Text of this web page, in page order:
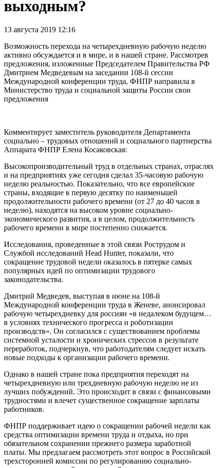
выходным?
13 августа 2019 12:16
Возможность перехода на четырехдневную рабочую неделю
активно обсуждается и в мире, и в нашей стране. Рассмотрев
предложения, изложенные Председателем Правительства РФ
Дмитрием Медведевым на заседании 108-й сессии
Международной конференции труда, ФНПР направила в
Министерство труда и социальной защиты России свои
предложения
Комментирует заместитель руководителя Департамента
социально – трудовых отношений и социального партнерства
Аппарата ФНПР Елена Косаковская:
Высокопроизводительный труд в отдельных странах, отраслях
и на предприятиях уже сегодня сделал 35-часовую рабочую
неделю реальностью. Показательно, что все европейские
страны, входящие в первую десятку по наименьшей
продолжительности рабочего времени (от 27 до 40 часов в
неделю), находятся на высоком уровне социально-
экономического развития, а в целом, продолжительность
рабочего времени в мире постепенно снижается.
Исследования, проведенные в этой связи Рострудом и
Службой исследований Head Hunter, показали, что
сокращение трудовой недели оказалось в пятерке самых
популярных идей по оптимизации трудового
законодательства.
Дмитрий Медведев, выступая в июне на 108-й
Международной конференции труда в Женеве, анонсировал
рабочую четырехдневку для россиян «в недалеком будущем…
в условиях технического прогресса и роботизации
производств». Он согласился с существованием проблемы
системной усталости и хронических стрессов в результате
переработок, подчеркнув, что работодателям следует искать
новые подходы к организации рабочего времени.
Однако в нашей стране пока предприятия переходят на
четырехдневную или трехдневную рабочую неделю не из
лучших побуждений. Это происходит в связи с финансовыми
трудностями и влечет существенное сокращение зарплаты
работников.
ФНПР поддерживает идею о сокращении рабочей недели как
средства оптимизации времени труда и отдыха, но при
обязательном сохранении прежнего размера заработной
платы. Мы предлагаем рассмотреть этот вопрос в Российской
трехсторонней комиссии по регулированию социально-